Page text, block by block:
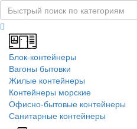
Блок-контейнеры
Вагоны бытовки
Жилые контейнеры
Контейнеры морские
Офисно-бытовые контейнеры
Санитарные контейнеры